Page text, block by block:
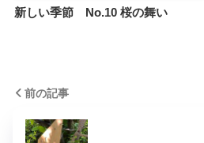
新しい季節 No.10 桜の舞い
前の記事